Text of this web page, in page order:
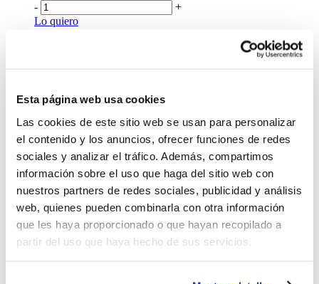
Esta página web usa cookies
Las cookies de este sitio web se usan para personalizar
el contenido y los anuncios, ofrecer funciones de redes
sociales y analizar el tráfico. Además, compartimos
información sobre el uso que haga del sitio web con
nuestros partners de redes sociales, publicidad y análisis
web, quienes pueden combinarla con otra información
que les haya proporcionado o que hayan recopilado a
partir del uso que haya hecho de sus servicios.
-
+
Lo quiero
$14.00
Antes:
-
+
Lo quiero
Peluche Minnie Mouse
$26.99
Lo quiero